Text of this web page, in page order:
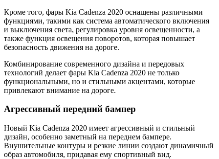
Кроме того, фары Kia Cadenza 2020 оснащены различными
функциями, такими как система автоматического включения
и выключения света, регулировка уровня освещенности, а
также функция освещения поворотов, которая повышает
безопасность движения на дороге.
Комбинирование современного дизайна и передовых
технологий делает фары Kia Cadenza 2020 не только
функциональными, но и стильными акцентами, которые
привлекают внимание на дороге.
Агрессивный передний бампер
Новый Kia Cadenza 2020 имеет агрессивный и стильный
дизайн, особенно заметный на переднем бампере.
Внушительные контуры и резкие линии создают динамичный
образ автомобиля, придавая ему спортивный вид.